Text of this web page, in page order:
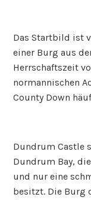
Das Startbild ist
einer Burg aus
Herrschaftszeit
normannischen
County Down
Dundrum Castle
Dundrum Bay,
und nur eine
besitzt. Die Burg